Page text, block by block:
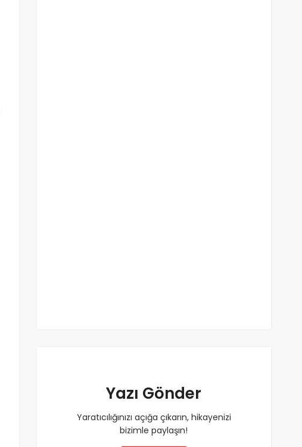
Yazı Gönder
Yaratıcılığınızı açığa çıkarın, hikayenizi
bizimle paylaşın!